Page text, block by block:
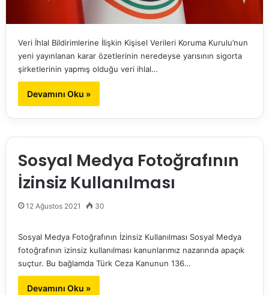
Veri İhlal Bildirimlerine İlişkin Kişisel Verileri Koruma Kurulu’nun
yeni yayınlanan karar özetlerinin neredeyse yarısının sigorta
şirketlerinin yapmış olduğu veri ihlal…
Devamını Oku »
Sosyal Medya Fotoğrafının
İzinsiz Kullanılması
12 Ağustos 2021 30
Sosyal Medya Fotoğrafının İzinsiz Kullanılması Sosyal Medya
fotoğrafının izinsiz kullanılması kanunlarımız nazarında apaçık
suçtur. Bu bağlamda Türk Ceza Kanunun 136…
Devamını Oku »